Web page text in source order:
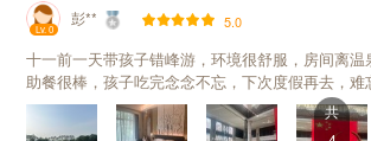
Lv. 0
彭** 5.0
十一前一天带孩子错峰游，环境很舒服，房间离温
助餐很棒，孩子吃完念念不忘，下次度假再去，难
共